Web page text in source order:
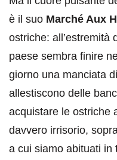
è il suo Marché Aux
ostriche: all’estremità
paese sembra finire
giorno una manciata
allestiscono delle
acquistare le ostriche
davvero irrisorio,
a cui siamo abituati in